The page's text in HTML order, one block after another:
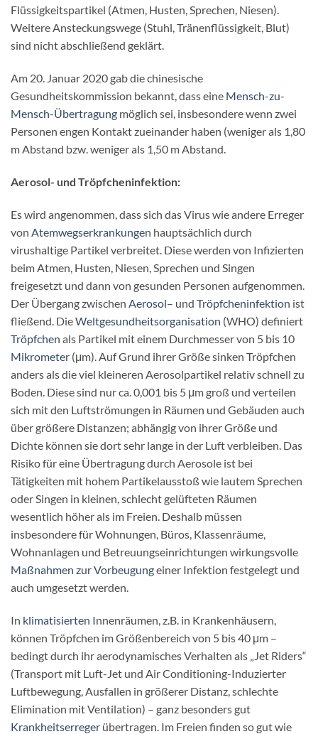
Flüssigkeitspartikel (Atmen, Husten, Sprechen, Niesen).
Weitere Ansteckungswege (Stuhl, Tränenflüssigkeit, Blut)
sind nicht abschließend geklärt.
Am 20. Januar 2020 gab die chinesische
Gesundheitskommission bekannt, dass eine Mensch-zu-
Mensch-Übertragung möglich sei, insbesondere wenn zwei
Personen engen Kontakt zueinander haben (weniger als 1,80
m Abstand bzw. weniger als 1,50 m Abstand.
Aerosol- und Tröpfcheninfektion:
Es wird angenommen, dass sich das Virus wie andere Erreger
von Atemwegserkrankungen hauptsächlich durch
virushaltige Partikel verbreitet. Diese werden von Infizierten
beim Atmen, Husten, Niesen, Sprechen und Singen
freigesetzt und dann von gesunden Personen aufgenommen.
Der Übergang zwischen Aerosol– und Tröpfcheninfektion ist
fließend. DieWeltgesundheitsorganisation (WHO) definiert
Tröpfchen als Partikel mit einem Durchmesser von 5 bis 10
Mikrometer (μm). Auf Grund ihrer Größe sinken Tröpfchen
anders als die viel kleineren Aerosolpartikel relativ schnell zu
Boden. Diese sind nur ca. 0,001 bis 5 μm groß und verteilen
sich mit den Luftströmungen in Räumen und Gebäuden auch
über größere Distanzen; abhängig von ihrer Größe und
Dichte können sie dort sehr lange in der Luft verbleiben. Das
Risiko für eine Übertragung durch Aerosole ist bei
Tätigkeiten mit hohem Partikelausstoß wie lautem Sprechen
oder Singen in kleinen, schlecht gelüfteten Räumen
wesentlich höher als im Freien. Deshalb müssen
insbesondere für Wohnungen, Büros, Klassenräume,
Wohnanlagen und Betreuungseinrichtungen wirkungsvolle
Maßnahmen zur Vorbeugungeiner Infektion festgelegt und
auch umgesetzt werden.
In klimatisierten Innenräumen, z.B. in Krankenhäusern,
können Tröpfchen im Größenbereich von 5 bis 40 μm –
bedingt durch ihr aerodynamisches Verhalten als „Jet Riders“
(Transport mit Luft-Jet und Air Conditioning-Induzierter
Luftbewegung, Ausfallen in größerer Distanz, schlechte
Elimination mit Ventilation) – ganz besonders gut
Krankheitserreger übertragen. Im Freien finden so gut wie